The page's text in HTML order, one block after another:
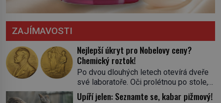
ZAJÍMAVOSTI
Nejlepší úkryt pro Nobelovy ceny?
Chemický roztok!
Po dvou dlouhých letech otevírá dveře
své laboratoře. Oči prolétnou po stole,
aby pak ulpěly na regálu, kde se nachází
Upíří jelen: Seznamte se, kabar pižmový!